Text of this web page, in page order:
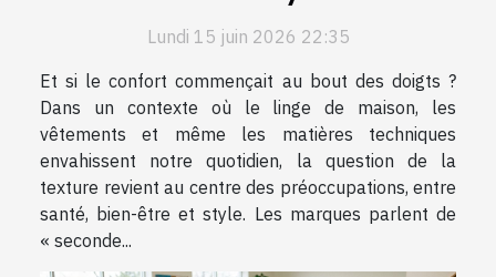
Lundi 15 juin 2026 22:35
Et si le confort commençait au bout des doigts ?
Dans un contexte où le linge de maison, les
vêtements et même les matières techniques
envahissent notre quotidien, la question de la
texture revient au centre des préoccupations, entre
santé, bien-être et style. Les marques parlent de
« seconde...